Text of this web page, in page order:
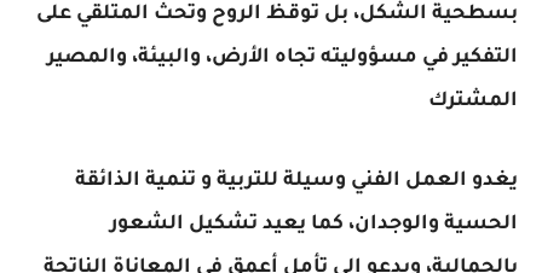
بسطحية الشكل، بل توقظ الروح وتحث المتلقي على
التفكير في مسؤوليته تجاه الأرض، والبيئة، والمصير
المشترك
يغدو العمل الفني وسيلة للتربية و تنمية الذائقة
الحسية والوجدان، كما يعيد تشكيل الشعور
بالجمالية، ويدعو إلى تأمل أعمق في المعاناة الناتجة